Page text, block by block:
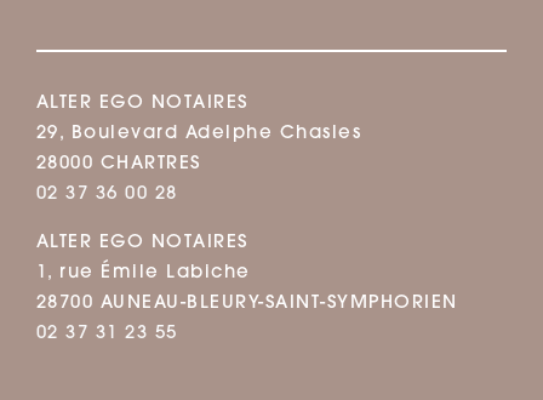
ALTER EGO NOTAIRES
29, Boulevard Adelphe Chasles
28000 CHARTRES
02 37 36 00 28
ALTER EGO NOTAIRES
1, rue Émile Labiche
28700 AUNEAU-BLEURY-SAINT-SYMPHORIEN
02 37 31 23 55